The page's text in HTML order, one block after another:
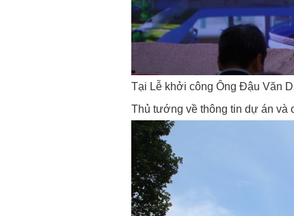
Tại Lễ khởi công Ông Đậu Văn
Thủ tướng về thông tin dự án và